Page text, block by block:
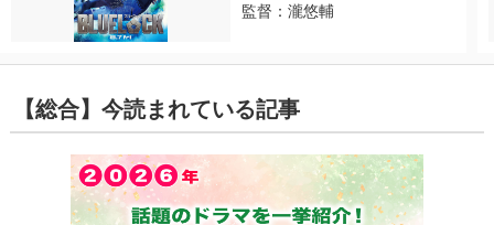
監督：瀧悠輔
【総合】今読まれている記事